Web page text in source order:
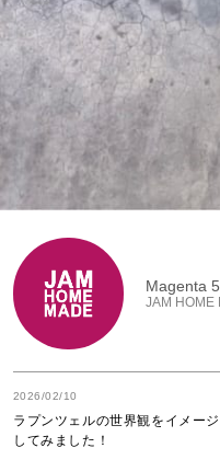
Magenta 5
JAM HOME
2026/02/10
ラプンツェルの世界観をイメー
してみました！